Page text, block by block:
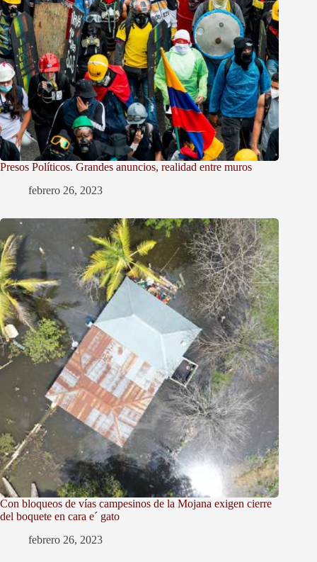
Presos Políticos. Grandes anuncios, realidad entre muros
febrero 26, 2023
Con bloqueos de vías campesinos de la Mojana exigen cierre
del boquete en cara e´ gato
febrero 26, 2023